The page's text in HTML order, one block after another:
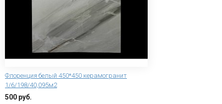
Флоренция белый 450*450 керамогранит
1/6/198/40,095м2
500 руб.